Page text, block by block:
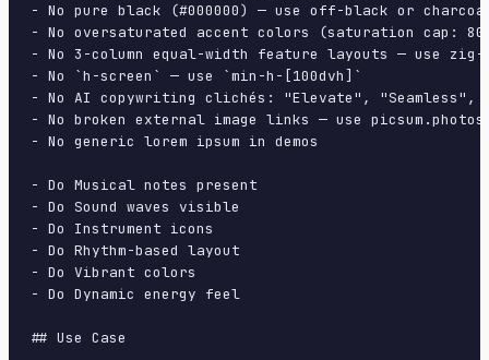
- No pure black (#000000) — use off-black or
- No oversaturated accent colors (saturation cap:
- No 3-column equal-width feature layouts — use zig-
- No `h-screen` — use `min-h-[100dvh]`
- No AI copywriting clichés: "Elevate", "Seamless",
- No broken external image links — use
- No generic lorem ipsum in demos
- Do Musical notes present
- Do Sound waves visible
- Do Instrument icons
- Do Rhythm-based layout
- Do Vibrant colors
- Do Dynamic energy feel
## Use Case